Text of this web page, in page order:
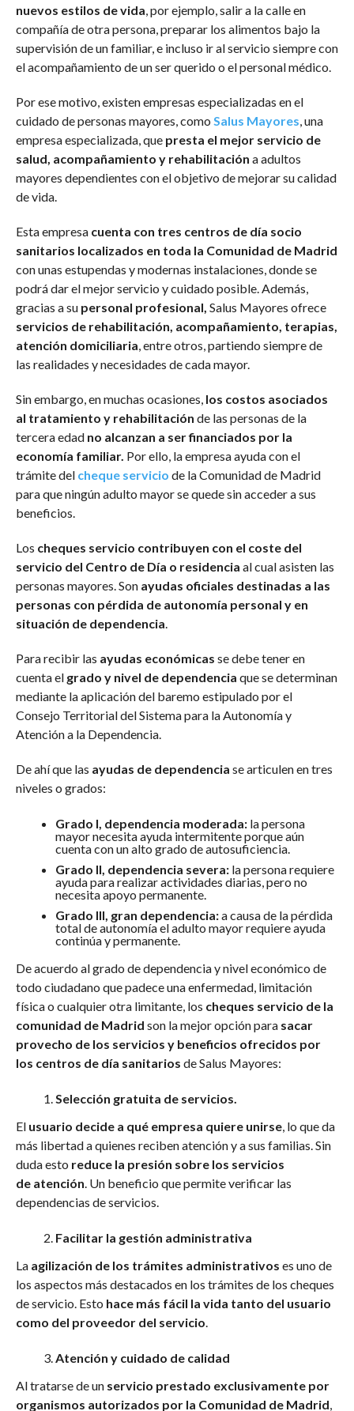
nuevos estilos de vida, por ejemplo, salir a la calle en
compañía de otra persona, preparar los alimentos bajo la
supervisión de un familiar, e incluso ir al servicio siempre con
el acompañamiento de un ser querido o el personal médico.
Por ese motivo, existen empresas especializadas en el
cuidado de personas mayores, como Salus Mayores, una
empresa especializada, que presta el mejor servicio de
salud, acompañamiento y rehabilitación a adultos
mayores dependientes con el objetivo de mejorar su calidad
de vida.
Esta empresa cuenta con tres centros de día socio
sanitarios localizados en toda la Comunidad de Madrid
con unas estupendas y modernas instalaciones, donde se
podrá dar el mejor servicio y cuidado posible. Además,
gracias a su personal profesional, Salus Mayores ofrece
servicios de rehabilitación, acompañamiento, terapias,
atención domiciliaria, entre otros, partiendo siempre de
las realidades y necesidades de cada mayor.
Sin embargo, en muchas ocasiones, los costos asociados
al tratamiento y rehabilitación de las personas de la
tercera edad no alcanzan a ser financiados por la
economía familiar. Por ello, la empresa ayuda con el
trámite del cheque servicio de la Comunidad de Madrid
para que ningún adulto mayor se quede sin acceder a sus
beneficios.
Los cheques servicio contribuyen con el coste del
servicio del Centro de Día o residencia al cual asisten las
personas mayores. Son ayudas oficiales destinadas a las
personas con pérdida de autonomía personal y en
situación de dependencia.
Para recibir las ayudas económicas se debe tener en
cuenta el grado y nivel de dependencia que se determinan
mediante la aplicación del baremo estipulado por el
Consejo Territorial del Sistema para la Autonomía y
Atención a la Dependencia.
De ahí que las ayudas de dependencia se articulen en tres
niveles o grados:
Grado I, dependencia moderada: la persona
mayor necesita ayuda intermitente porque aún
cuenta con un alto grado de autosuficiencia.
Grado II, dependencia severa: la persona requiere
ayuda para realizar actividades diarias, pero no
necesita apoyo permanente.
Grado III, gran dependencia:a causa de la pérdida
total de autonomía el adulto mayor requiere ayuda
continúa y permanente.
De acuerdo al grado de dependencia y nivel económico de
todo ciudadano que padece una enfermedad, limitación
física o cualquier otra limitante, los cheques servicio de la
comunidad de Madrid son la mejor opción parasacar
provecho de los servicios y beneficios ofrecidos por
los centros de día sanitarios de Salus Mayores:
Selección gratuita de servicios.
El usuario decide a qué empresa quiere unirse, lo que da
más libertad a quienes reciben atención y a sus familias. Sin
duda esto reduce la presión sobre los servicios
de atención. Un beneficio que permite verificar las
dependencias de servicios.
Facilitar la gestión administrativa
La agilización de los trámites administrativos es uno de
los aspectos más destacados en los trámites de los cheques
de servicio. Esto hace más fácil la vida tanto del usuario
como del proveedor del servicio.
Atención y cuidado de calidad
Al tratarse de un servicio prestado exclusivamente por
organismos autorizados por la Comunidad de Madrid,